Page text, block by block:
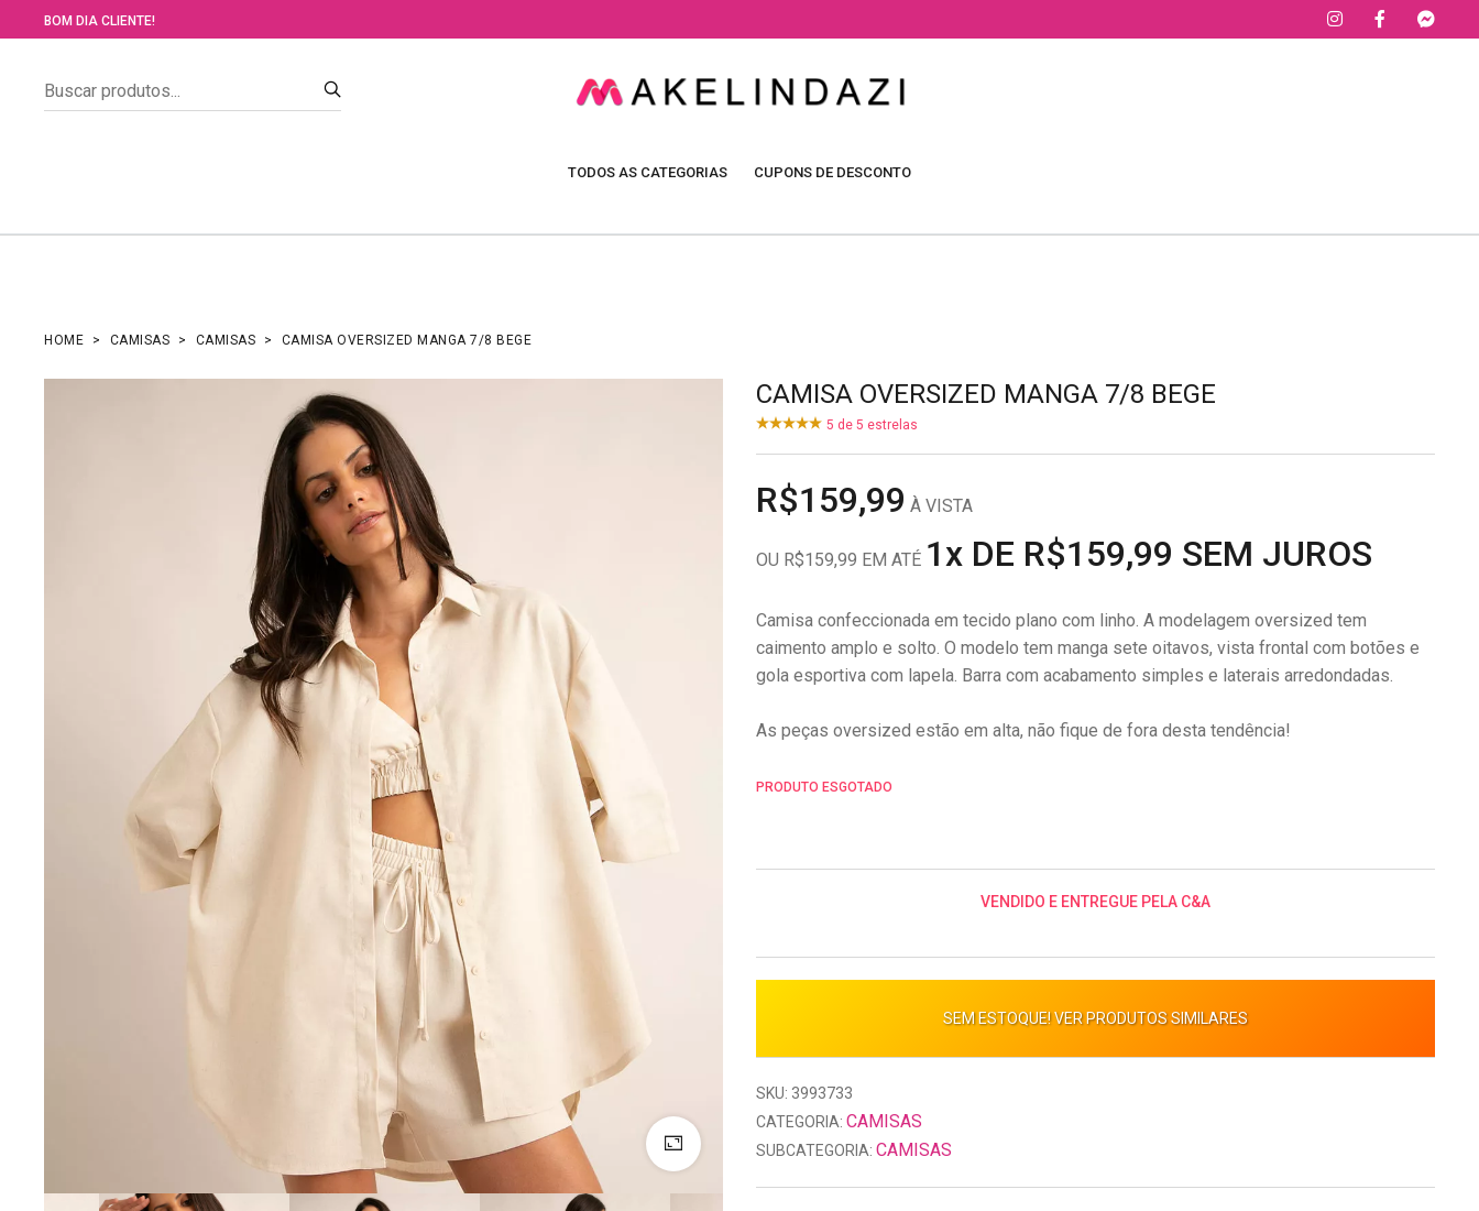
BOM DIA CLIENTE!
TODOS AS CATEGORIAS CUPONS DE DESCONTO
HOME CAMISAS CAMISAS CAMISA OVERSIZED MANGA 7/8 BEGE
CAMISA OVERSIZED MANGA 7/8 BEGE
5 de 5 estrelas
R$159,99 À VISTA
OU R$159,99 EM ATÉ 1x DE R$159,99 SEM JUROS
Camisa confeccionada em tecido plano com linho. A modelagem oversized tem
caimento amplo e solto. O modelo tem manga sete oitavos, vista frontal com botões e
gola esportiva com lapela. Barra com acabamento simples e laterais arredondadas.
As peças oversized estão em alta, não fique de fora desta tendência!
PRODUTO ESGOTADO
VENDIDO E ENTREGUE PELA C&A
SEM ESTOQUE! VER PRODUTOS SIMILARES
SKU: 3993733
CATEGORIA: CAMISAS
SUBCATEGORIA: CAMISAS